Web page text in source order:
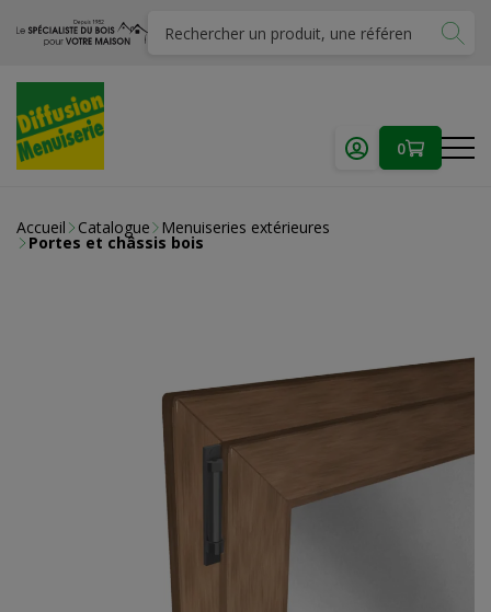
0
Accueil Catalogue Menuiseries extérieures
Portes et châssis bois